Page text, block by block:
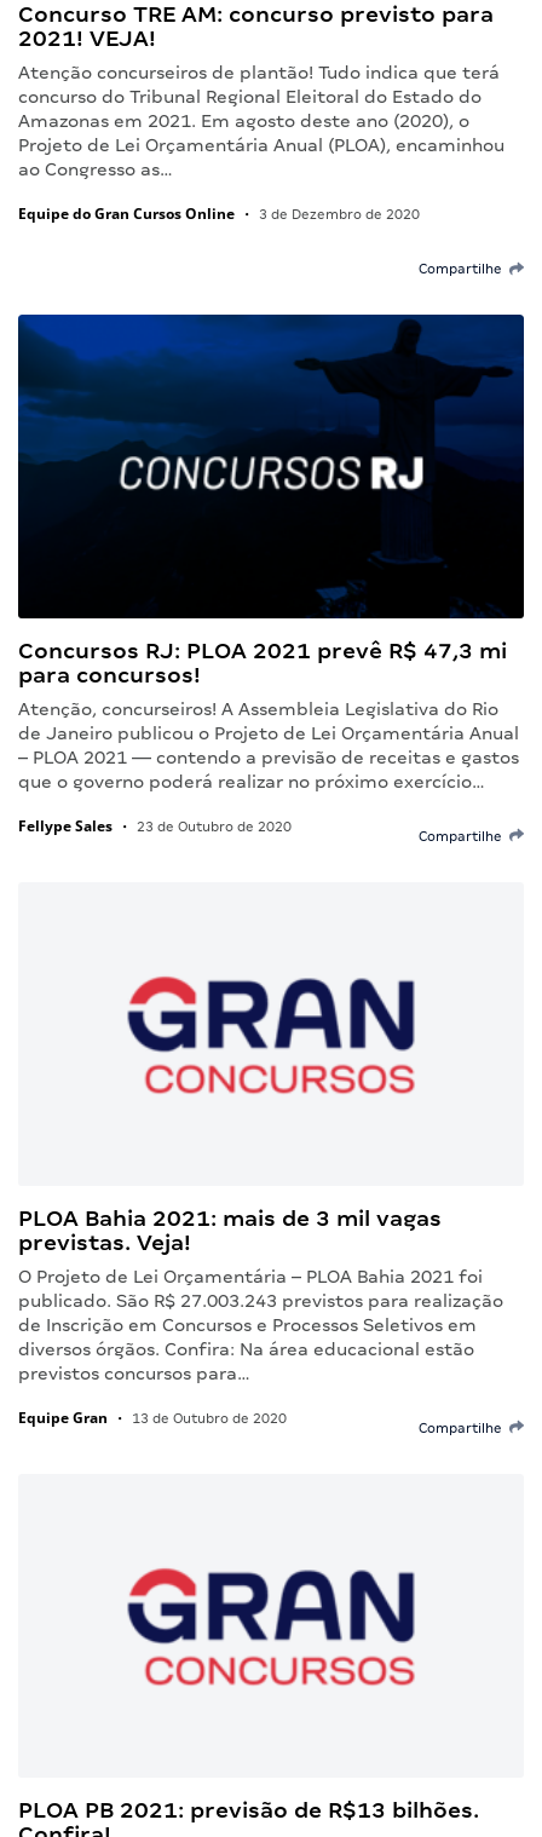
Concurso TRE AM: concurso previsto para
2021! VEJA!
Atenção concurseiros de plantão! Tudo indica que terá
concurso do Tribunal Regional Eleitoral do Estado do
Amazonas em 2021. Em agosto deste ano (2020), o
Projeto de Lei Orçamentária Anual (PLOA), encaminhou
ao Congresso as…
Equipe do Gran Cursos Online • 3 de Dezembro de 2020
Compartilhe
Concursos RJ: PLOA 2021 prevê R$ 47,3 mi
para concursos!
Atenção, concurseiros! A Assembleia Legislativa do Rio
de Janeiro publicou o Projeto de Lei Orçamentária Anual
– PLOA 2021 — contendo a previsão de receitas e gastos
que o governo poderá realizar no próximo exercício…
Fellype Sales • 23 de Outubro de 2020
Compartilhe
PLOA Bahia 2021: mais de 3 mil vagas
previstas. Veja!
O Projeto de Lei Orçamentária – PLOA Bahia 2021 foi
publicado. São R$ 27.003.243 previstos para realização
de Inscrição em Concursos e Processos Seletivos em
diversos órgãos. Confira: Na área educacional estão
previstos concursos para…
Equipe Gran • 13 de Outubro de 2020
Compartilhe
PLOA PB 2021: previsão de R$13 bilhões.